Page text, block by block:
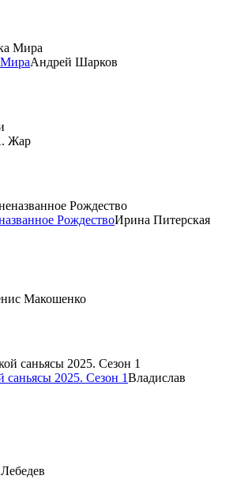
МираАндрей Шарков
Жар
РождествоИрина Питерская
Макошенко
2025. Сезон 1Владислав